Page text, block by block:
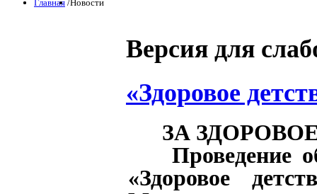
Главная /Новости
Версия для
«Здоровое
ЗА
Проведение
«Здоровое